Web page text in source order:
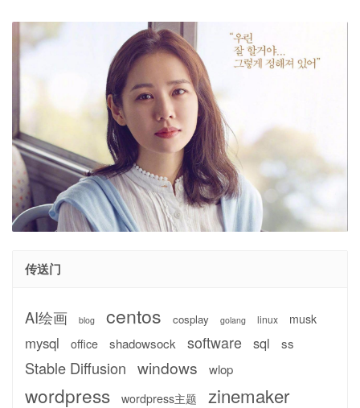
传送门
AI绘画 blog centos cosplay golang linux musk
mysql office shadowsock software sql ss
Stable Diffusion windows wlop
wordpress wordpress主题 zinemaker